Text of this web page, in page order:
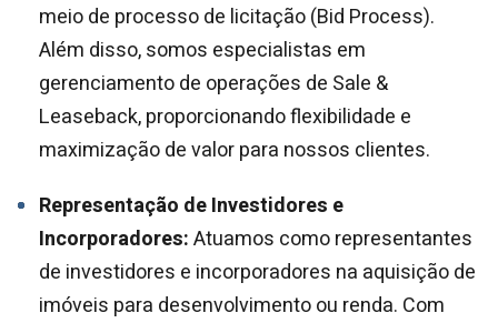
meio de processo de licitação (Bid Process).
Além disso, somos especialistas em
gerenciamento de operações de Sale &
Leaseback, proporcionando flexibilidade e
maximização de valor para nossos clientes.
Representação de Investidores e
Incorporadores:Atuamos como representantes
de investidores e incorporadores na aquisição de
imóveis para desenvolvimento ou renda. Com